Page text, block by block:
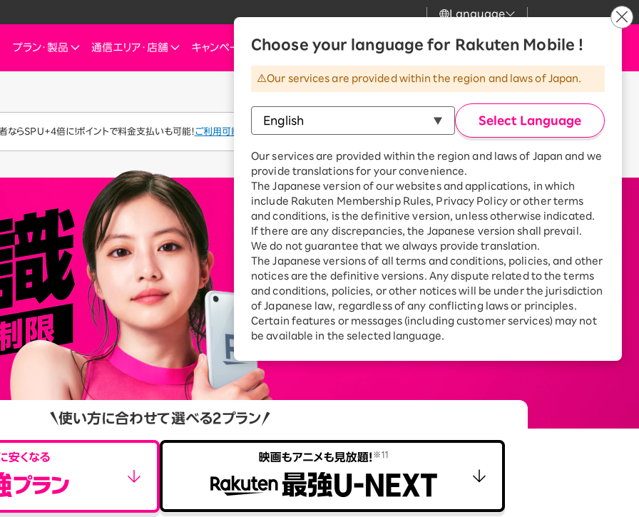
Language
Choose your language for Rakuten Mobile !
Our services are provided within the region and laws of Japan.
Select Language
Our services are provided within the region and laws of Japan and we
provide translations for your convenience.
The Japanese version of our websites and applications, in which
include Rakuten Membership Rules, Privacy Policy or other terms
and conditions, is the definitive version, unless otherwise indicated.
If there are any discrepancies, the Japanese version shall prevail.
We do not guarantee that we always provide translation.
The Japanese versions of all terms and conditions, policies, and other
notices are the definitive versions. Any dispute related to the terms
and conditions, policies, or other notices will be under the jurisdiction
of Japanese law, regardless of any conflicting laws or principles.
Certain features or messages (including customer services) may not
be available in the selected language.
プラン・製品
ュレーション
ター
認定中古
ンサービス
SIM
eSIM
デュアルSIM
ご利用製品の対応確認
インターネット・電気
Rakuten Turbo
料金プラン
楽天ひかり
楽天でんき
料金プラン
おうちのネット診断
Turboとひかり、どっちがいい？
スマホとセットでおトク
最強おうちプログラム
スマホ＋Rakuten Turbo
Rakuten Turbo 初めて申し込
スマホ＋楽天ひかり
楽天ひかり初めて申し込みで毎
月1,000ポイント還元
通信エリア・ 店舗
スマートフォン
ご来店のお客様へ
ショップ（店舗）
キャンペーン
申し込みキャンペーン
利用特典・キャンペーン
天モバイルをご利用中の方向けおトク情報
インターネット・電気
Rakuten Turbo
楽天でんき
お知らせ・サポート
イ／組み合わせプランを
お申し込みガイド
なぜ今楽天モバイルなのか
お客様の声
スマホ活用術を学ぶ
お客様サポート
Rakuten Turbo
楽天ひかり
楽天でんき
お申し込み
ならSPU+4倍に！ポイントで料金支払いも可能！ ご利用可能なポイントを確認 ログイン
使い方に合わせて選べる2プラン